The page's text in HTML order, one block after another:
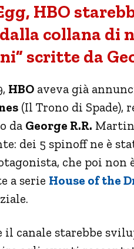
HBO
collana di
scritte da
HBO aveva già
(Il Trono di Spade),
da George R.R.
dei 5 spinoff ne è
che poi non
a serie House of the
canale starebbe